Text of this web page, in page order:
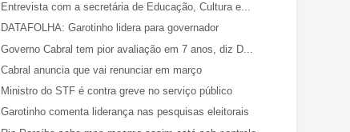
Entrevista com a secretária de Educação, Cultura e...
DATAFOLHA: Garotinho lidera para governador
Governo Cabral tem pior avaliação em 7 anos, diz D...
Cabral anuncia que vai renunciar em março
Ministro do STF é contra greve no serviço público
Garotinho comenta liderança nas pesquisas eleitorais